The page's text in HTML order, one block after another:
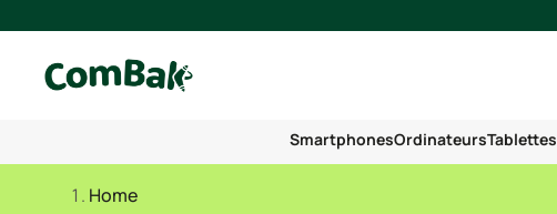
SmartphonesOrdinateursTablettes
Home